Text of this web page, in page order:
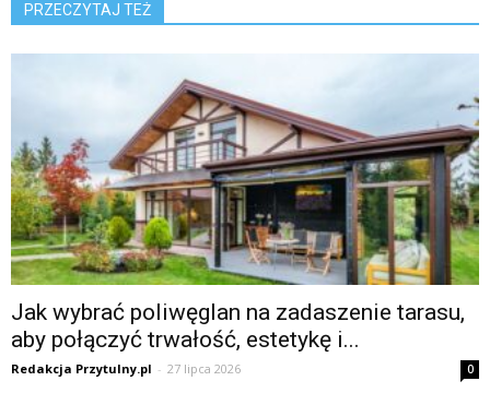
PRZECZYTAJ TEŻ
Jak wybrać poliwęglan na zadaszenie tarasu,
aby połączyć trwałość, estetykę i...
Redakcja Przytulny.pl - 27 lipca 2026 0